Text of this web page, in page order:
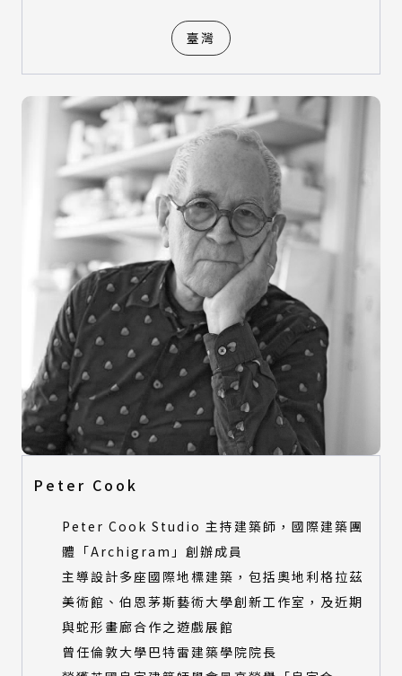
臺灣
Peter Cook
Peter Cook Studio 主持建築師，國際建築團
體「Archigram」創辦成員
主導設計多座國際地標建築，包括奧地利格拉茲
美術館、伯恩茅斯藝術大學創新工作室，及近期
與蛇形畫廊合作之遊戲展館
曾任倫敦大學巴特雷建築學院院長